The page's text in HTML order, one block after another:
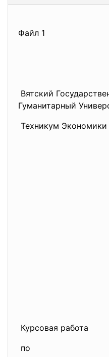
Файл 1
Вятский
Гуманитарный
Техникум
Курсовая работа
по